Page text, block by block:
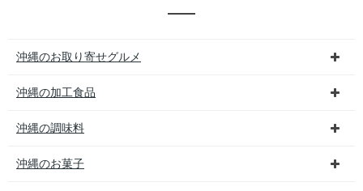
沖縄のお取り寄せグルメ
沖縄の加工食品
沖縄の調味料
沖縄のお菓子